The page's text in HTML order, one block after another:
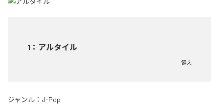
1 ： アルタイル
健大
ジャンル： J-Pop